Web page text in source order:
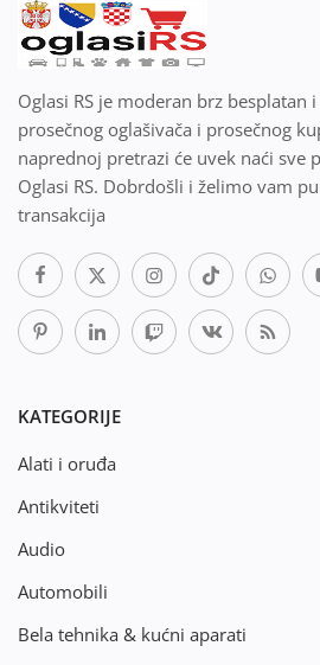
Oglasi RS je moderan brz besplatan
prosečnog oglašivača i prosečnog
naprednoj pretrazi će uvek naći sve
Oglasi RS. Dobrdošli i želimo vam
transakcija
KATEGORIJE
Alati i oruđa
Antikviteti
Audio
Automobili
Bela tehnika & kućni aparati